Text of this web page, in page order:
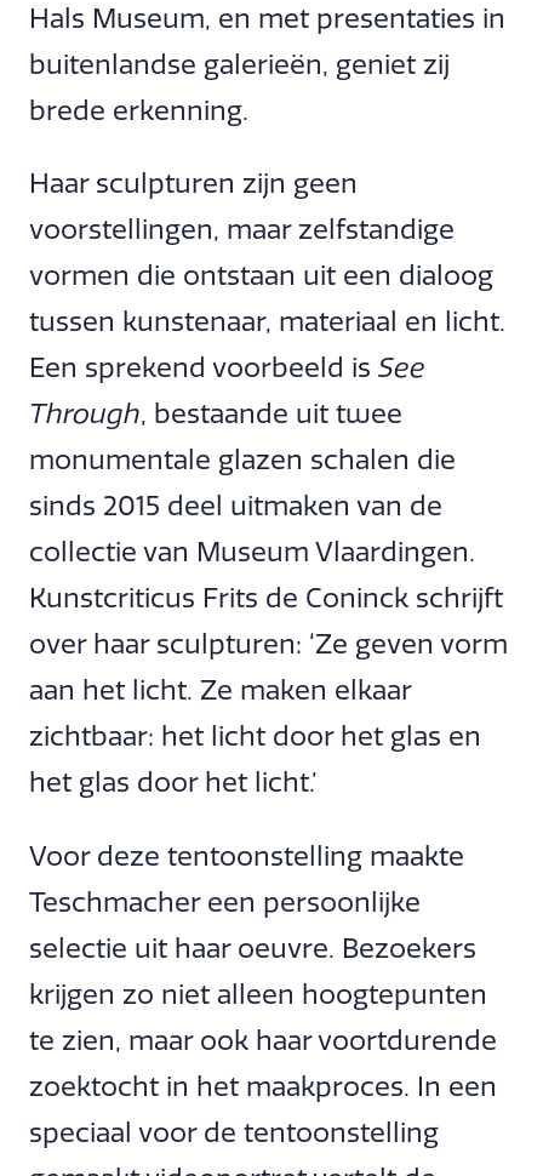
Hals Museum, en met presentaties in
buitenlandse galerieën, geniet zij
brede erkenning.
Haar sculpturen zijn geen
voorstellingen, maar zelfstandige
vormen die ontstaan uit een dialoog
tussen kunstenaar, materiaal en licht.
Een sprekend voorbeeld is See
Through, bestaande uit twee
monumentale glazen schalen die
sinds 2015 deel uitmaken van de
collectie van Museum Vlaardingen.
Kunstcriticus Frits de Coninck schrijft
over haar sculpturen: ‘Ze geven vorm
aan het licht. Ze maken elkaar
zichtbaar: het licht door het glas en
het glas door het licht.’
Voor deze tentoonstelling maakte
Teschmacher een persoonlijke
selectie uit haar oeuvre. Bezoekers
krijgen zo niet alleen hoogtepunten
te zien, maar ook haar voortdurende
zoektocht in het maakproces. In een
speciaal voor de tentoonstelling